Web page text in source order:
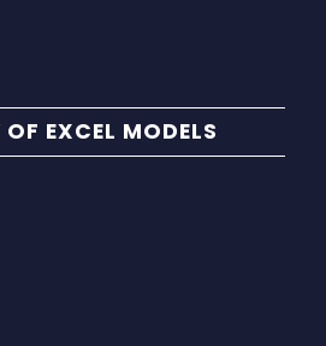
EXCEL MODELS